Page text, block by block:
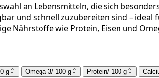
an Lebensmitteln, die sich
und schnell zuzubereiten sind –
Nährstoffe wie Protein, Eisen und
g Omega-3/ 100 g Protein/ 100 g